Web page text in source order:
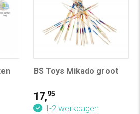
BS Toys Mikado groot
17,95
1-2 werkdagen